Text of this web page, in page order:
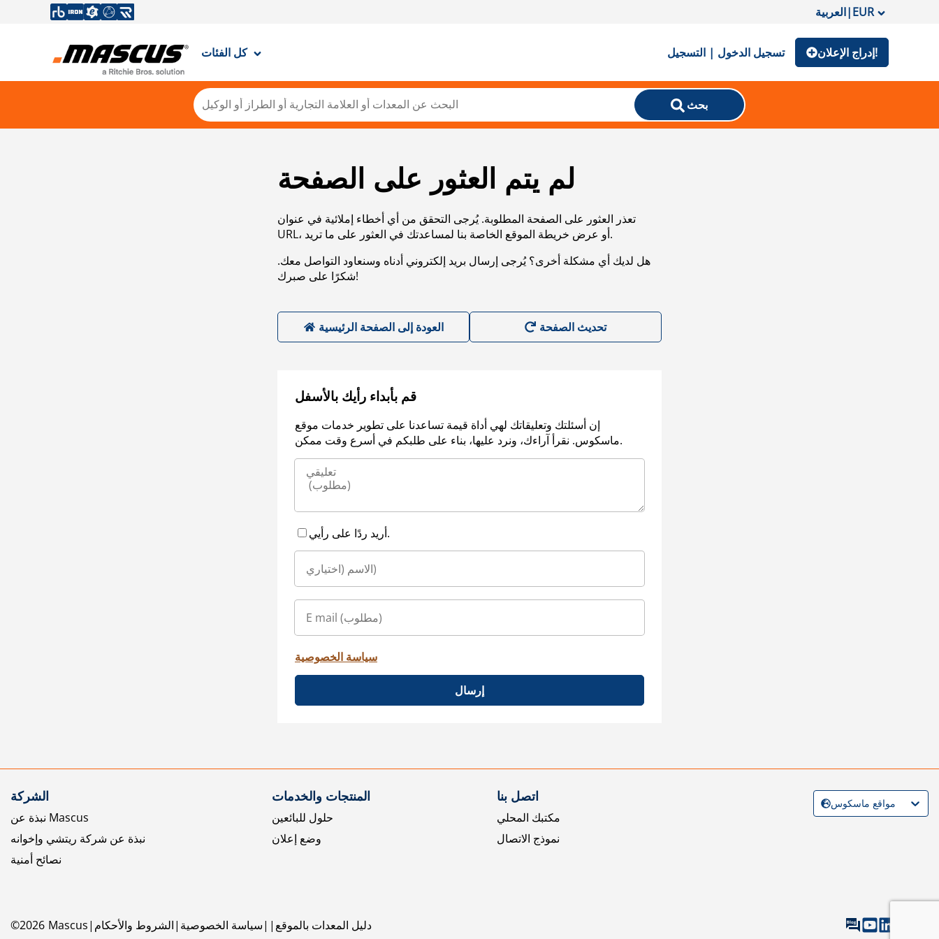
العربية|EUR
كل الفئات تسجيل الدخول | التسجيل إدراج الإعلان!
بحث
لم يتم العثور على الصفحة
تعذر العثور على الصفحة المطلوبة. يُرجى التحقق من أي أخطاء إملائية في عنوان
URL، أو عرض خريطة الموقع الخاصة بنا لمساعدتك في العثور على ما تريد.
هل لديك أي مشكلة أخرى؟ يُرجى إرسال بريد إلكتروني أدناه وسنعاود التواصل معك.
شكرًا على صبرك!
العودة إلى الصفحة الرئيسية
قم بأبداء رأيك بالأسفل
إن أسئلتك وتعليقاتك لهي أداة قيمة تساعدنا على تطوير خدمات موقع
ماسكوس. نقرأ آراءك، ونرد عليها، بناء على طلبكم في أسرع وقت ممكن.
أريد ردًا على رأيي.
سياسة الخصوصية
إرسال
الشركة
نبذة عن Mascus
نبذة عن شركة ريتشي وإخوانه
نصائح أمنية
المنتجات والخدمات
حلول للبائعين
وضع إعلان
اتصل بنا
مكتبك المحلي
نموذج الاتصال
©2026 Mascus الشروط والأحكام سياسة الخصوصية دليل المعدات بالموقع
مواقع ماسكوس